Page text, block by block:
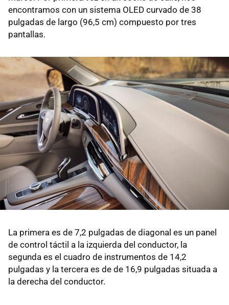
encontramos con un sistema OLED curvado de 38
pulgadas de largo (96,5 cm) compuesto por tres
pantallas.
La primera es de 7,2 pulgadas de diagonal es un panel
de control táctil a la izquierda del conductor, la
segunda es el cuadro de instrumentos de 14,2
pulgadas y la tercera es de de 16,9 pulgadas situada a
la derecha del conductor.